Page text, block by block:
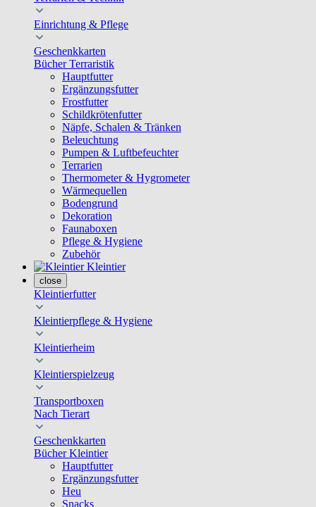
Einrichtung & Pflege
Geschenkkarten
Bücher Terraristik
Hauptfutter
Ergänzungsfutter
Frostfutter
Schildkrötenfutter
Näpfe, Schalen & Tränken
Beleuchtung
Pumpen & Luftbefeuchter
Terrarien
Thermometer & Hygrometer
Wärmequellen
Bodengrund
Dekoration
Faunaboxen
Pflege & Hygiene
Zubehör
Kleintier
close
Kleintierfutter
Kleintierpflege & Hygiene
Kleintierheim
Kleintierspielzeug
Transportboxen
Nach Tierart
Geschenkkarten
Bücher Kleintier
Hauptfutter
Ergänzungsfutter
Heu
Snacks